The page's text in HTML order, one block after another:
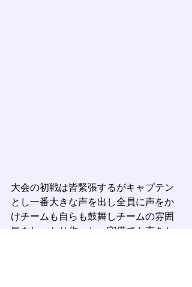
大会の初戦は皆緊張するがキャプテン
とし一番大きな声を出し全員に声をか
けチームも自らも鼓舞しチームの雰囲
気をしっかり作った。守備でも声をか